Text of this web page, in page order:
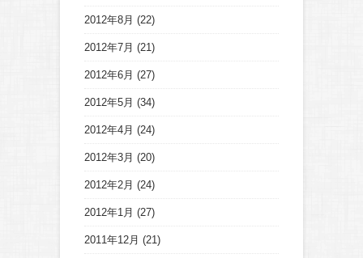
2012年8月 (22)
2012年7月 (21)
2012年6月 (27)
2012年5月 (34)
2012年4月 (24)
2012年3月 (20)
2012年2月 (24)
2012年1月 (27)
2011年12月 (21)